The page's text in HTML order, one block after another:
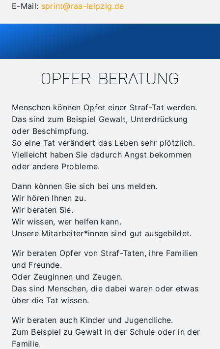
E-Mail: sprint@raa-leipzig.de
OPFER-BERATUNG
Menschen können Opfer einer Straf-Tat werden.
Das sind zum Beispiel Gewalt, Unterdrückung
oder Beschimpfung.
So eine Tat verändert das Leben sehr plötzlich.
Vielleicht haben Sie dadurch Angst bekommen
oder andere Probleme.
Dann können Sie sich bei uns melden.
Wir hören Ihnen zu.
Wir beraten Sie.
Wir wissen, wer helfen kann.
Unsere Mitarbeiter*innen sind gut ausgebildet.
Wir beraten Opfer von Straf-Taten, ihre Familien
und Freunde.
Oder Zeuginnen und Zeugen.
Das sind Menschen, die dabei waren oder etwas
über die Tat wissen.
Wir beraten auch Kinder und Jugendliche.
Zum Beispiel zu Gewalt in der Schule oder in der
Familie.